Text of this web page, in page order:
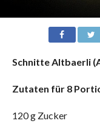
Schnitte Altbaerli
Zutaten für 8
120 g Zucker